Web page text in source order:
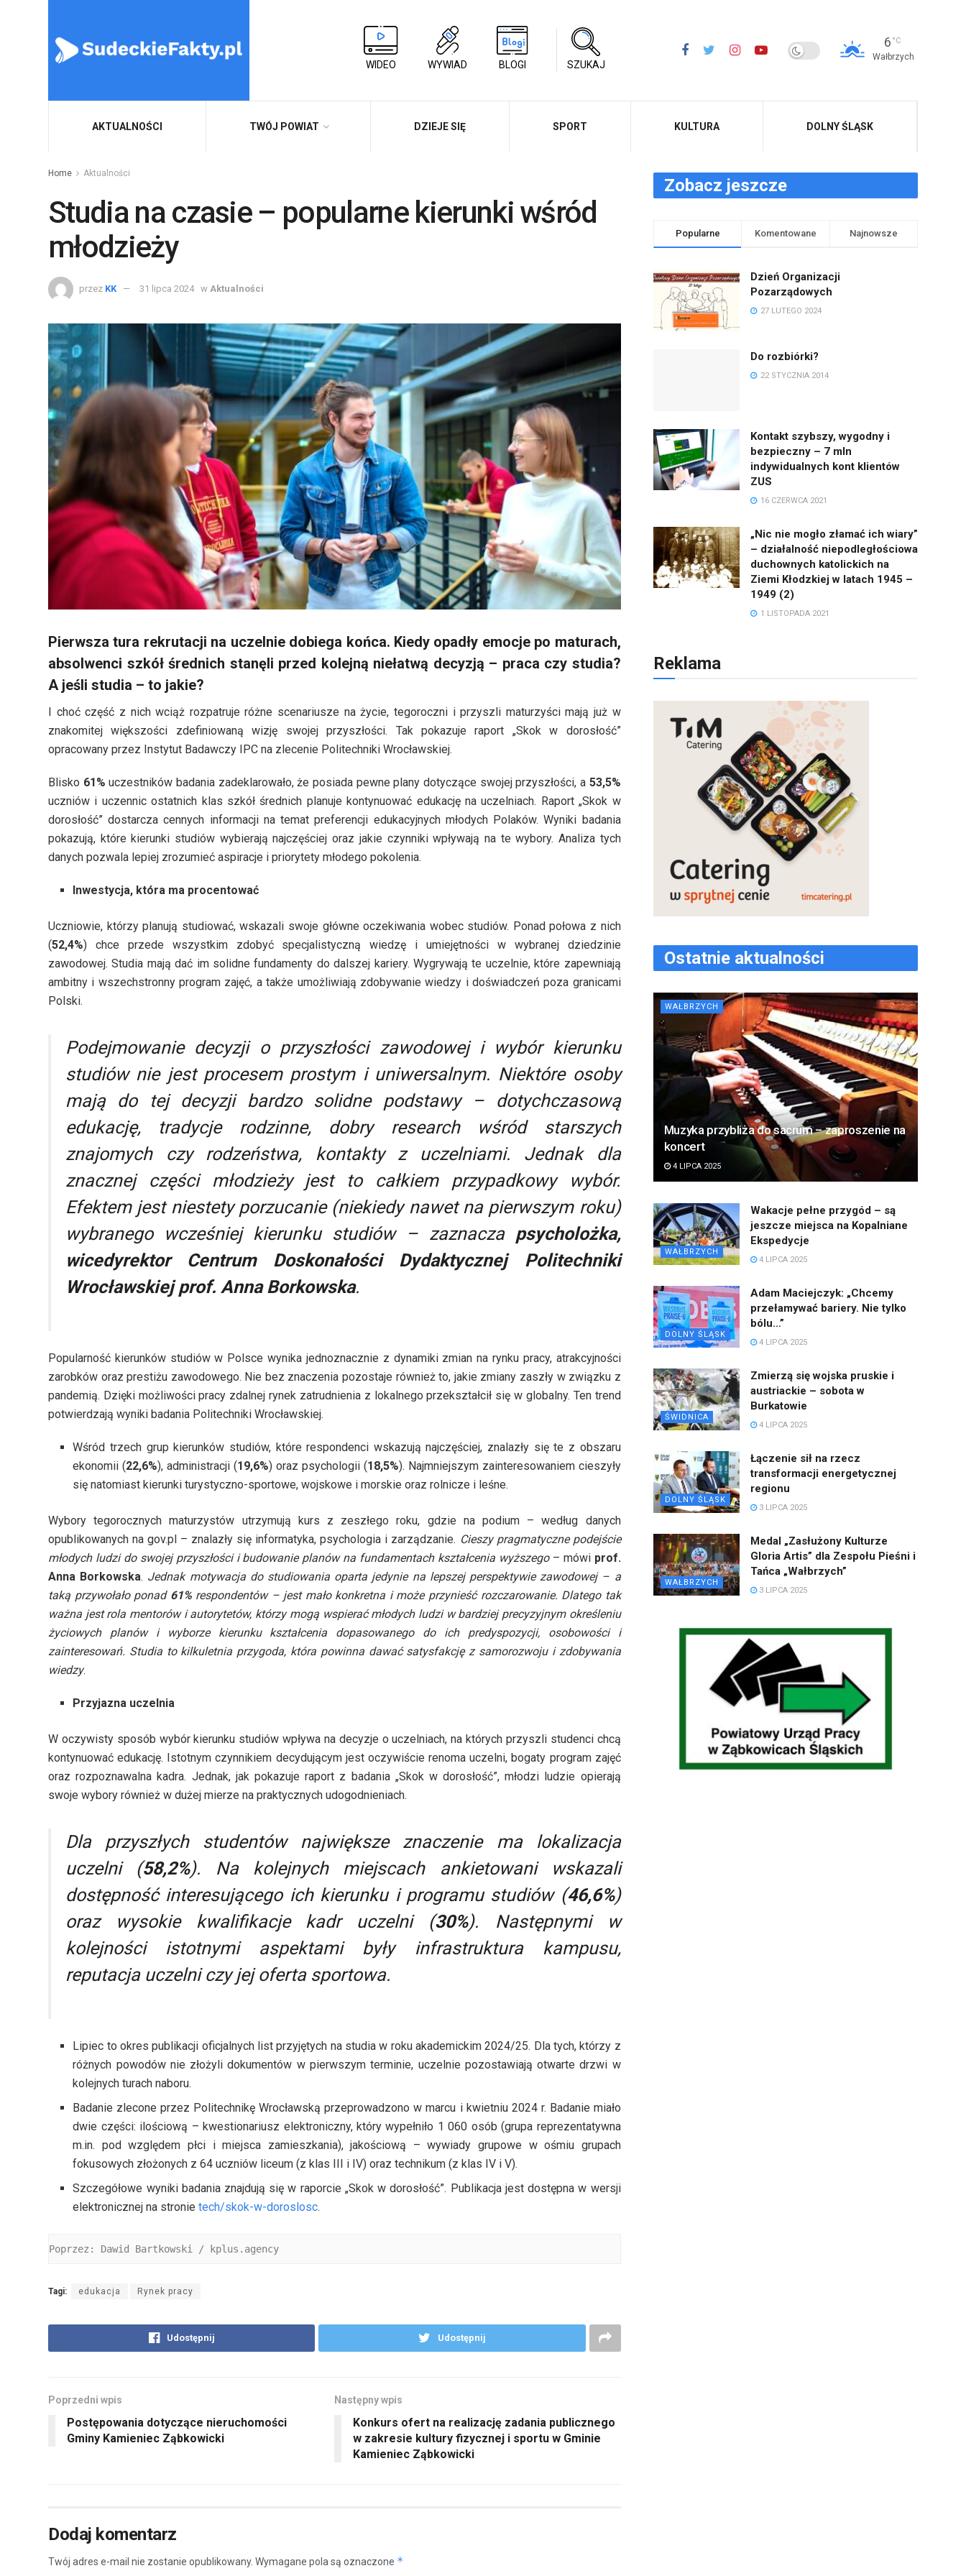
WIDEO WYWIAD BLOGI SZUKAJ
6 °C
Wałbrzych
AKTUALNOŚCI TWÓJ POWIAT DZIEJE SIĘ SPORT KULTURA DOLNY ŚLĄSK
Home Aktualności
Studia na czasie – popularne kierunki wśród
młodzieży
przez KK 31 lipca 2024 w Aktualności
Pierwsza tura rekrutacji na uczelnie dobiega końca. Kiedy opadły emocje po maturach,
absolwenci szkół średnich stanęli przed kolejną niełatwą decyzją – praca czy studia?
A jeśli studia – to jakie?
I choć część z nich wciąż rozpatruje różne scenariusze na życie, tegoroczni i przyszli maturzyści mają już w
znakomitej większości zdefiniowaną wizję swojej przyszłości. Tak pokazuje raport „Skok w dorosłość”
opracowany przez Instytut Badawczy IPC na zlecenie Politechniki Wrocławskiej.
Blisko 61% uczestników badania zadeklarowało, że posiada pewne plany dotyczące swojej przyszłości, a 53,5%
uczniów i uczennic ostatnich klas szkół średnich planuje kontynuować edukację na uczelniach. Raport „Skok w
dorosłość” dostarcza cennych informacji na temat preferencji edukacyjnych młodych Polaków. Wyniki badania
pokazują, które kierunki studiów wybierają najczęściej oraz jakie czynniki wpływają na te wybory. Analiza tych
danych pozwala lepiej zrozumieć aspiracje i priorytety młodego pokolenia.
Inwestycja, która ma procentować
Uczniowie, którzy planują studiować, wskazali swoje główne oczekiwania wobec studiów. Ponad połowa z nich
(52,4%) chce przede wszystkim zdobyć specjalistyczną wiedzę i umiejętności w wybranej dziedzinie
zawodowej. Studia mają dać im solidne fundamenty do dalszej kariery. Wygrywają te uczelnie, które zapewniają
ambitny i wszechstronny program zajęć, a także umożliwiają zdobywanie wiedzy i doświadczeń poza granicami
Polski.
Podejmowanie decyzji o przyszłości zawodowej i wybór kierunku
studiów nie jest procesem prostym i uniwersalnym. Niektóre osoby
mają do tej decyzji bardzo solidne podstawy – dotychczasową
edukację, tradycje rodzinne, dobry research wśród starszych
znajomych czy rodzeństwa, kontakty z uczelniami. Jednak dla
znacznej części młodzieży jest to całkiem przypadkowy wybór.
Efektem jest niestety porzucanie (niekiedy nawet na pierwszym roku)
wybranego wcześniej kierunku studiów– zaznacza psycholożka,
wicedyrektor Centrum Doskonałości Dydaktycznej Politechniki
Wrocławskiej prof. Anna Borkowska.
Popularność kierunków studiów w Polsce wynika jednoznacznie z dynamiki zmian na rynku pracy, atrakcyjności
zarobków oraz prestiżu zawodowego. Nie bez znaczenia pozostaje również to, jakie zmiany zaszły w związku z
pandemią. Dzięki możliwości pracy zdalnej rynek zatrudnienia z lokalnego przekształcił się w globalny. Ten trend
potwierdzają wyniki badania Politechniki Wrocławskiej.
Wśród trzech grup kierunków studiów, które respondenci wskazują najczęściej, znalazły się te z obszaru
ekonomii (22,6%), administracji (19,6%) oraz psychologii (18,5%). Najmniejszym zainteresowaniem cieszyły
się natomiast kierunki turystyczno-sportowe, wojskowe i morskie oraz rolnicze i leśne.
Wybory tegorocznych maturzystów utrzymują kurs z zeszłego roku, gdzie na podium – według danych
opublikowanych na gov.pl – znalazły się informatyka, psychologia i zarządzanie. Cieszy pragmatyczne podejście
młodych ludzi do swojej przyszłości i budowanie planów na fundamentach kształcenia wyższego– mówi prof.
Anna Borkowska. Jednak motywacja do studiowania oparta jedynie na lepszej perspektywie zawodowej – a
taką przywołało ponad 61%respondentów – jest mało konkretna i może przynieść rozczarowanie. Dlatego tak
ważna jest rola mentorów i autorytetów, którzy mogą wspierać młodych ludzi w bardziej precyzyjnym określeniu
życiowych planów i wyborze kierunku kształcenia dopasowanego do ich predyspozycji, osobowości i
zainteresowań. Studia to kilkuletnia przygoda, która powinna dawać satysfakcję z samorozwoju i zdobywania
wiedzy.
Przyjazna uczelnia
W oczywisty sposób wybór kierunku studiów wpływa na decyzje o uczelniach, na których przyszli studenci chcą
kontynuować edukację. Istotnym czynnikiem decydującym jest oczywiście renoma uczelni, bogaty program zajęć
oraz rozpoznawalna kadra. Jednak, jak pokazuje raport z badania „Skok w dorosłość”, młodzi ludzie opierają
swoje wybory również w dużej mierze na praktycznych udogodnieniach.
Dla przyszłych studentów największe znaczenie ma lokalizacja
uczelni (58,2%). Na kolejnych miejscach ankietowani wskazali
dostępność interesującego ich kierunku i programu studiów (46,6%)
oraz wysokie kwalifikacje kadr uczelni (30%). Następnymi w
kolejności istotnymi aspektami były infrastruktura kampusu,
reputacja uczelni czy jej oferta sportowa.
Lipiec to okres publikacji oficjalnych list przyjętych na studia w roku akademickim 2024/25. Dla tych, którzy z
różnych powodów nie złożyli dokumentów w pierwszym terminie, uczelnie pozostawiają otwarte drzwi w
kolejnych turach naboru.
Badanie zlecone przez Politechnikę Wrocławską przeprowadzono w marcu i kwietniu 2024 r. Badanie miało
dwie części: ilościową – kwestionariusz elektroniczny, który wypełniło 1 060 osób (grupa reprezentatywna
m.in. pod względem płci i miejsca zamieszkania), jakościową – wywiady grupowe w ośmiu grupach
fokusowych złożonych z 64 uczniów liceum (z klas III i IV) oraz technikum (z klas IV i V).
Szczegółowe wyniki badania znajdują się w raporcie „Skok w dorosłość”. Publikacja jest dostępna w wersji
elektronicznej na stronietech/skok-w-doroslosc.
Poprzez: Dawid Bartkowski / kplus.agency
Tagi: edukacja Rynek pracy
Udostępnij Udostępnij
Poprzedni wpis
Postępowania dotyczące nieruchomości
Gminy Kamieniec Ząbkowicki
Następny wpis
Konkurs ofert na realizację zadania publicznego
w zakresie kultury fizycznej i sportu w Gminie
Kamieniec Ząbkowicki
Dodaj komentarz
Twój adres e-mail nie zostanie opublikowany. Wymagane pola są oznaczone *
Zobacz jeszcze
Popularne Komentowane Najnowsze
Dzień Organizacji
Pozarządowych
27 LUTEGO 2024
Do rozbiórki?
22 STYCZNIA 2014
Kontakt szybszy, wygodny i
bezpieczny – 7 mln
indywidualnych kont klientów
ZUS
16 CZERWCA 2021
„Nic nie mogło złamać ich wiary”
– działalność niepodległościowa
duchownych katolickich na
Ziemi Kłodzkiej w latach 1945 –
1949 (2)
1 LISTOPADA 2021
Reklama
Ostatnie aktualności
WAŁBRZYCH
Muzyka przybliża do sacrum – zaproszenie na
koncert
4 LIPCA 2025
WAŁBRZYCH
Wakacje pełne przygód – są
jeszcze miejsca na Kopalniane
Ekspedycje
4 LIPCA 2025
DOLNY ŚLĄSK
Adam Maciejczyk: „Chcemy
przełamywać bariery. Nie tylko
bólu…”
4 LIPCA 2025
ŚWIDNICA
Zmierzą się wojska pruskie i
austriackie – sobota w
Burkatowie
4 LIPCA 2025
DOLNY ŚLĄSK
Łączenie sił na rzecz
transformacji energetycznej
regionu
3 LIPCA 2025
WAŁBRZYCH
Medal „Zasłużony Kulturze
Gloria Artis” dla Zespołu Pieśni i
Tańca „Wałbrzych”
3 LIPCA 2025